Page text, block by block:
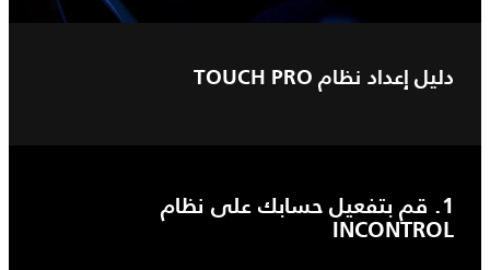
دليل إعداد نظام TOUCH PRO
1. قم بتفعيل حسابك على نظام
INCONTROL